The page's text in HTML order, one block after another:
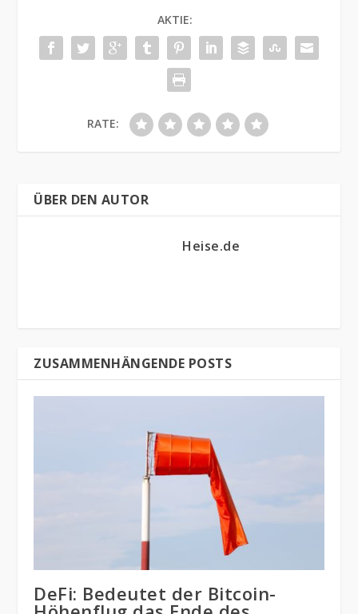
AKTIE:
RATE:
ÜBER DEN AUTOR
Heise.de
ZUSAMMENHÄNGENDE POSTS
DeFi: Bedeutet der Bitcoin-